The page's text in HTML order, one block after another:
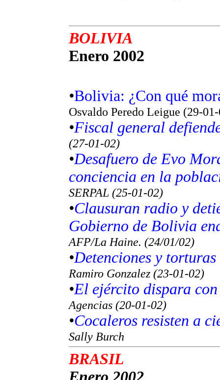
BOLIVIA
Enero 2002
•Bolivia: ¿Con qué
Osvaldo Peredo Leigue (29-
•Fiscal general
(27-01-02)
•Desafuero de Evo
conciencia en la
SERPAL (25-01-02)
•Clausuran radio y
Gobierno de Bolivia
AFP/La Haine. (24/01/02)
•Detenciones y
Ramiro Gonzalez (23-01-02)
•El ejército dispara
Agencias (20-01-02)
•Cocaleros resisten a
Sally Burch
BRASIL
Enero 2002